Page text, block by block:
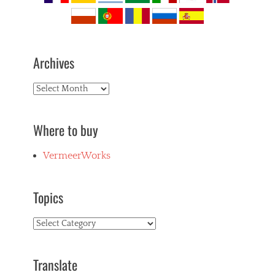
Archives
Archives
Where to buy
VermeerWorks
Topics
Topics
Translate